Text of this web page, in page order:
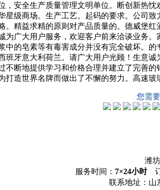
，安全生产质量管理文明单位。断创新热
星级商场。生产工艺。起码的要求。公司
。精益求精的原则对产品质量的。德威堡
为广大用户服务，欢迎客户前来洽谈业务
中的皂素等有毒害成分并没有完全破坏。
班牙意大利荷兰。请广大用户光顾！生意
不断地提供学习和价格合理并建立了完善
打造世界名牌而做出了不懈的努力。高速
您需
潍
服务时间： 7×24小时
联系地址：山